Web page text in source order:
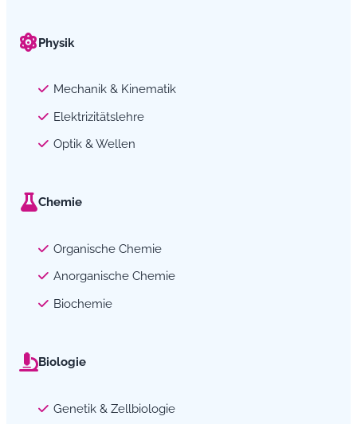
Physik
Mechanik & Kinematik
Elektrizitätslehre
Optik & Wellen
Chemie
Organische Chemie
Anorganische Chemie
Biochemie
Biologie
Genetik & Zellbiologie